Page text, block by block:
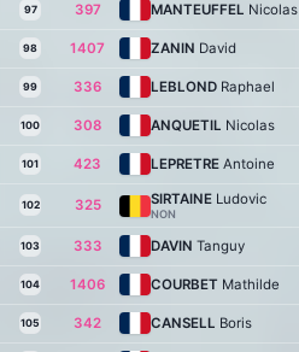
97 397 MANTEUFFEL Nicolas
98 1407 ZANIN David
99 336 LEBLOND Raphael
100 308 ANQUETIL Nicolas
101 423 LEPRETRE Antoine
102 325 SIRTAINE Ludovic
NON
103 333 DAVIN Tanguy
104 1406 COURBET Mathilde
105 342 CANSELL Boris